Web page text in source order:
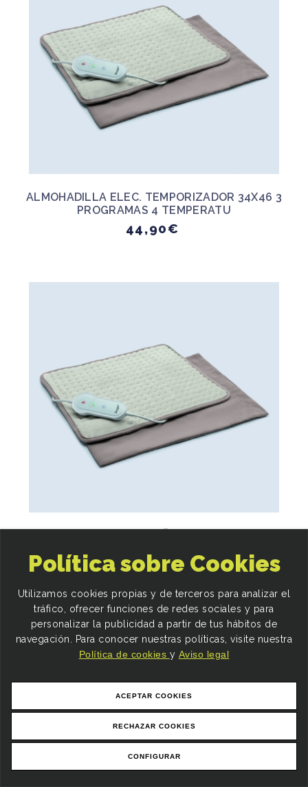
Política sobre Cookies
Utilizamos cookies propias y de terceros para analizar el
tráfico, ofrecer funciones de redes sociales y para
personalizar la publicidad a partir de tus hábitos de
navegación. Para conocer nuestras políticas, visite nuestra
Política de cookies y Aviso legal
ACEPTAR COOKIES
RECHAZAR COOKIES
CONFIGURAR
ALMOHADILLA ELEC. TEMPORIZADOR 34X46 3
PROGRAMAS 4 TEMPERATU
44,90€
49,90€